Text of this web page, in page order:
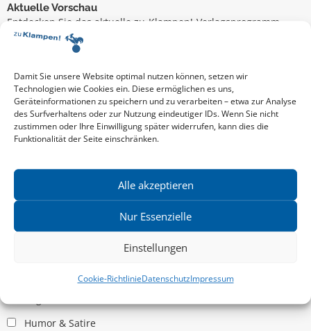
Damit Sie unsere Website optimal nutzen können, setzen wir
Technologien wie Cookies ein. Diese ermöglichen es uns,
Geräteinformationen zu speichern und zu verarbeiten – etwa zur Analyse
des Surfverhaltens oder zur Nutzung eindeutiger IDs. Wenn Sie nicht
zustimmen oder Ihre Einwilligung später widerrufen, kann dies die
Funktionalität der Seite einschränken.
Alle akzeptieren
Nur Essenzielle
Einstellungen
Cookie-RichtlinieDatenschutzImpressum
Aktuelle Vorschau
Entdecken Sie das aktuelle zu-Klampen!-Verlagsprogramm.
Hier finden Sie die Verlagsvorschau – einfach direkt online
reinlesen oder herunterladen.
Mehr aktuelle Vorschauen ansehen
Newsletter
News zu aktuellen Neuheiten und Nachrichten im zu Klampen!
Verlag – jederzeit wieder abbestellbar.
Kritische Theorie / Philosophie
Belletristik & Biografien
Humor & Satire